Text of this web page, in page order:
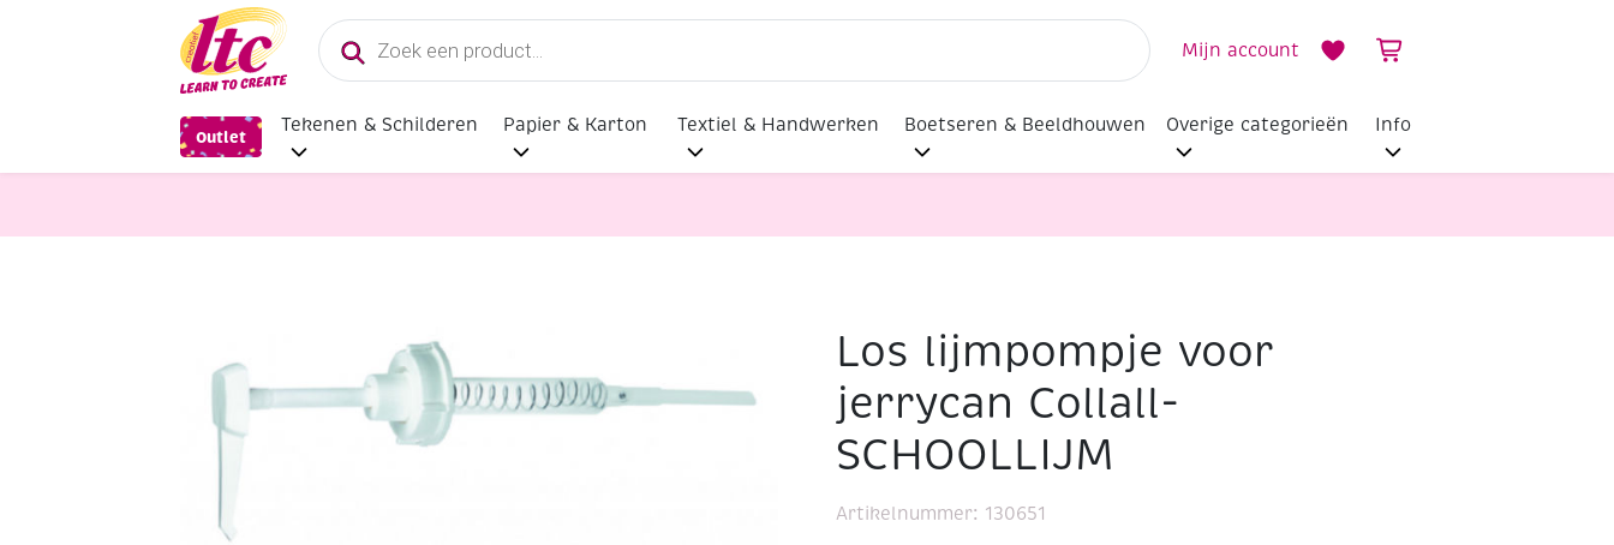
Producten
zoeken
Mijn account
Outlet
Tekenen & Schilderen Papier & Karton Textiel & Handwerken Boetseren & Beeldhouwen Overige categorieën Info
Lijm Los lijmpompje voor jerrycan Collall-SCHOOLLIJM
Los lijmpompje voor
jerrycan Collall-
SCHOOLLIJM
Artikelnummer: 130651